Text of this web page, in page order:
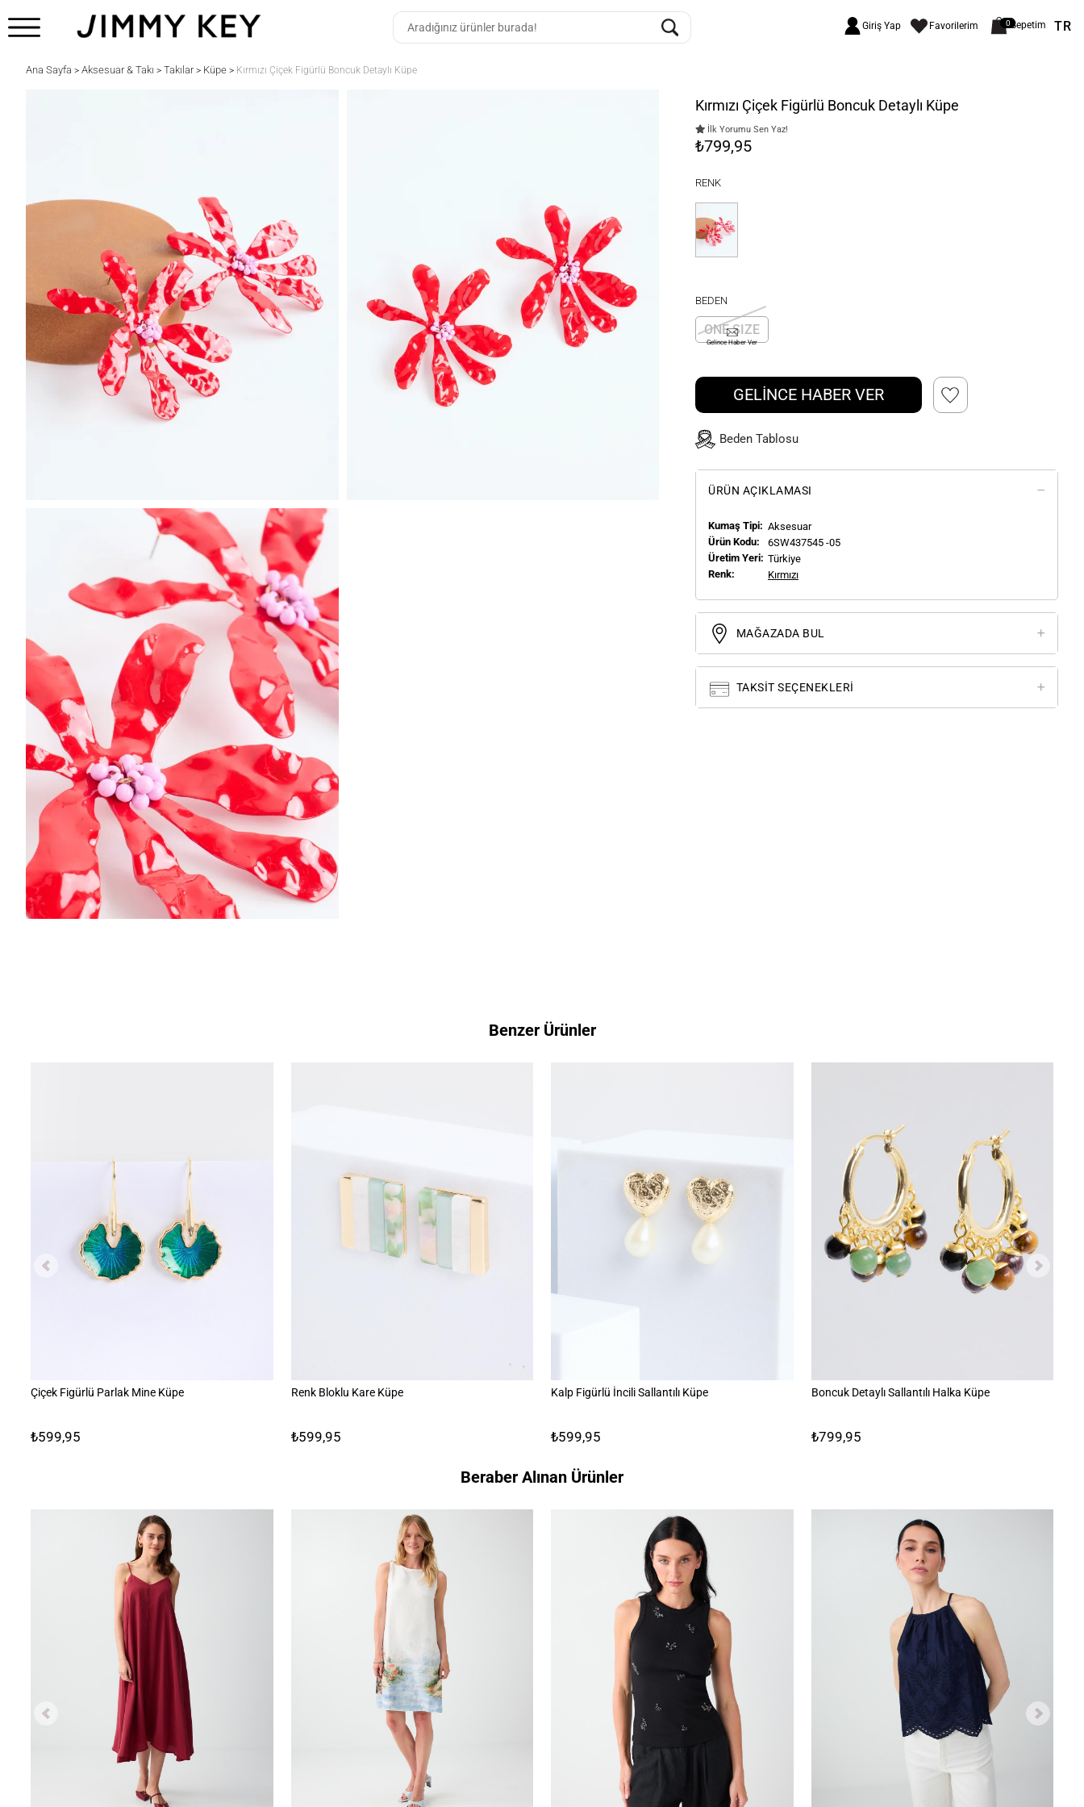
Giriş Yap Favorilerim 0Sepetim TR
Ana Sayfa > Aksesuar & Takı > Takılar> Küpe > Kırmızı Çiçek Figürlü Boncuk Detaylı Küpe
Kırmızı Çiçek Figürlü Boncuk Detaylı Küpe
İlk Yorumu Sen Yaz!
₺799,95
RENK
BEDEN
ONE SIZE
Gelince Haber Ver
GELİNCE HABER VER
Beden Tablosu
ÜRÜN AÇIKLAMASI
Kumaş Tipi: Aksesuar
Ürün Kodu:
6SW437545 -05
Üretim Yeri: Türkiye
Renk:
Kırmızı
MAĞAZADA BUL
TAKSIT SEÇENEKLERI
Benzer Ürünler
Çiçek Figürlü Parlak Mine Küpe
₺599,95
Renk Bloklu Kare Küpe
₺599,95
Kalp Figürlü İncili Sallantılı Küpe
₺599,95
Boncuk Detaylı Sallantılı Halka Küpe
₺799,95
Beraber Alınan Ürünler